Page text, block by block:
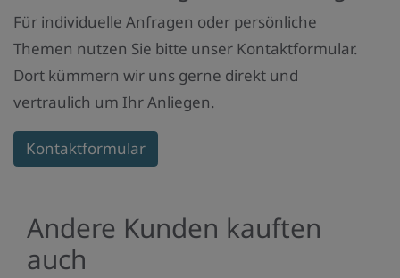
Für individuelle Anfragen oder persönliche
Themen nutzen Sie bitte unser Kontaktformular.
Dort kümmern wir uns gerne direkt und
vertraulich um Ihr Anliegen.
Kontaktformular
Andere Kunden kauften
auch